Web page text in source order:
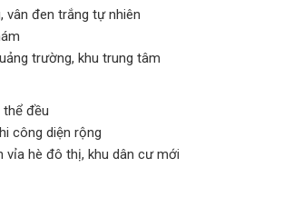
vân đen trắng tự nhiên
trường, khu trung tâm
thể đều
công diện rộng
vỉa hè đô thị, khu dân cư mới